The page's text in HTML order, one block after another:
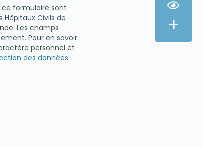
formulaire sont
Hôpitaux Civils de
Les champs
Pour en savoir
personnel et
des données
+